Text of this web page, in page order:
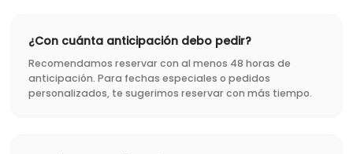
¿Con cuánta anticipación debo pedir?
Recomendamos reservar con al menos 48 horas de
anticipación. Para fechas especiales o pedidos
personalizados, te sugerimos reservar con más tiempo.